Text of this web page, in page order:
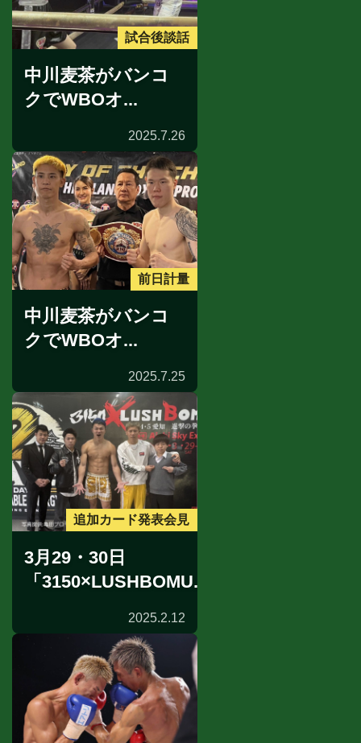
試合後談話
中川麦茶がバンコ
クでWBOオ...
2025.7.26
前日計量
中川麦茶がバンコ
クでWBOオ...
2025.7.25
追加カード発表会見
3月29・30日
「3150×LUSHBOMU...
2025.2.12